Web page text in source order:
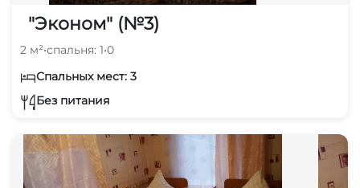
"Эконом" (№3)
2 м²•спальня: 1•0
Спальных мест: 3
Без питания